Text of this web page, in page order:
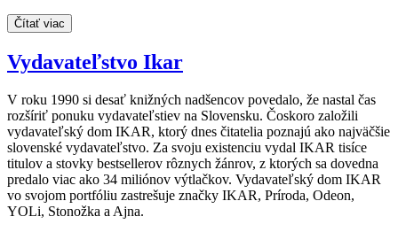
Čítať viac
Vydavateľstvo Ikar
V roku 1990 si desať knižných nadšencov povedalo, že nastal čas
rozšíriť ponuku vydavateľstiev na Slovensku. Čoskoro založili
vydavateľský dom IKAR, ktorý dnes čitatelia poznajú ako najväčšie
slovenské vydavateľstvo. Za svoju existenciu vydal IKAR tisíce
titulov a stovky bestsellerov rôznych žánrov, z ktorých sa dovedna
predalo viac ako 34 miliónov výtlačkov. Vydavateľský dom IKAR
vo svojom portfóliu zastrešuje značky IKAR, Príroda, Odeon,
YOLi, Stonožka a Ajna.